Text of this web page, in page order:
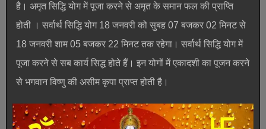
है। अमृत सिद्धि योग में पूजा करने से अमृत के समान फल की प्राप्ति
होती । सर्वार्थ सिद्धि योग 18 जनवरी को सुबह 07 बजकर 02 मिनट से
18 जनवरी शाम 05 बजकर 22 मिनट तक रहेगा। सर्वार्थ सिद्धि योग में
पूजा करने से सब कार्य सिद्ध होते हैं। इन योगों में एकादशी का पूजन करने
से भगवान विष्णु की असीम कृपा प्राप्त होती है।